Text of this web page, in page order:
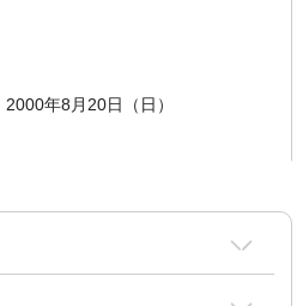
年8月20日（日）